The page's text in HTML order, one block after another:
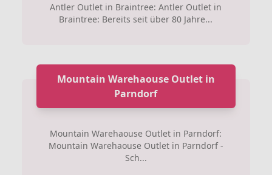
Antler Outlet in Braintree: Antler Outlet in
Braintree: Bereits seit über 80 Jahre...
Mountain Warehaouse Outlet in
Parndorf
Mountain Warehaouse Outlet in Parndorf:
Mountain Warehaouse Outlet in Parndorf -
Sch...